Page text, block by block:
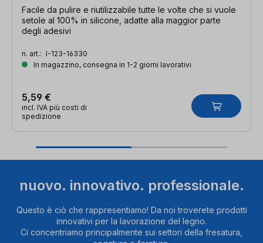
Facile da pulire e riutilizzabile tutte le volte che si vuole
setole al 100% in silicone, adatte alla maggior parte
degli adesivi
n. art.: I-123-16330
In magazzino, consegna in 1-2 giorni lavorativi
5,59 €
incl. IVA più costi di
spedizione
nuovo. innovativo. professionale.
Questo è ciò che rappresentiamo! Da noi troverete prodotti
innovativi per la lavorazione del legno.
Ci concentriamo principalmente sui settori della fresatura,